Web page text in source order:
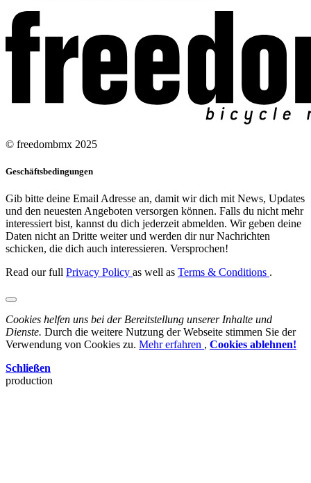
© freedombmx 2025
Geschäftsbedingungen
Gib bitte deine Email Adresse an, damit wir dich mit News, Updates
und den neuesten Angeboten versorgen können. Falls du nicht mehr
interessiert bist, kannst du dich jederzeit abmelden. Wir geben deine
Daten nicht an Dritte weiter und werden dir nur Nachrichten
schicken, die dich auch interessieren. Versprochen!
Read our full Privacy Policy as well as Terms & Conditions .
Cookies helfen uns bei der Bereitstellung unserer Inhalte und
Dienste. Durch die weitere Nutzung der Webseite stimmen Sie der
Verwendung von Cookies zu. Mehr erfahren , Cookies ablehnen!
Schließen
production